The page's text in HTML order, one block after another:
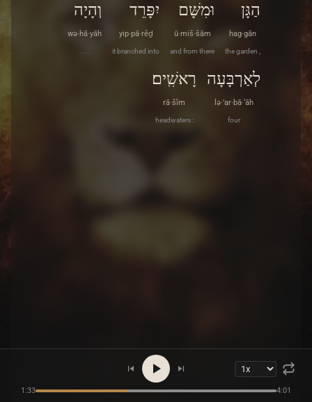
הַגָּן
hag·gān
the garden ,
וּמִשָּׁם
ū·miš·šām
and from there
יִפָּרֵד
yip·pā·rêḏ
it branched into
וְהָיָה
wə·hā·yāh
. . .
לְאַרְבָּעָה
lə·’ar·bā·‘āh
four
רָאשִֽׁים׃
rā·šîm
headwaters :
1:33 4:01